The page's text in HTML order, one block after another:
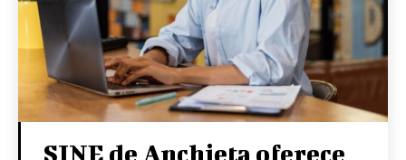
SINE de Anchieta oferece